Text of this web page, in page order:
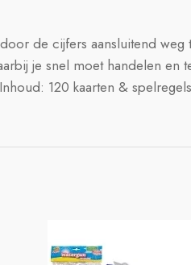
de cijfers aansluitend
je snel moet handelen
120 kaarten &